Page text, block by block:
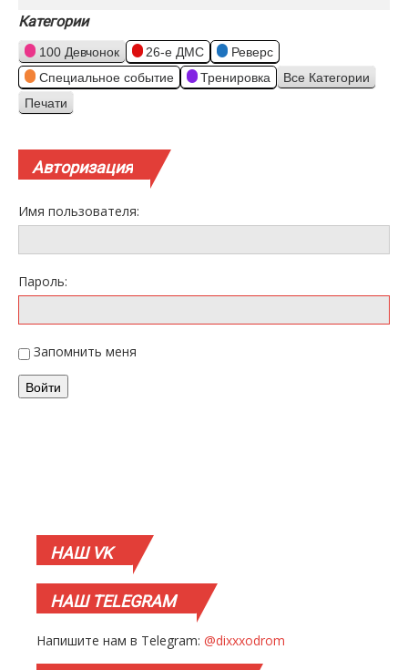
Категории
100 Девчонок 26-е ДМС
Реверс
Специальное событие
Тренировка Все Категории
Просмотр
Печати
Авторизация
Имя пользователя:
Пароль:
Запомнить меня
Войти
НАШVK
НАШTELEGRAM
Напишите нам в Telegram: @dixxxodrom